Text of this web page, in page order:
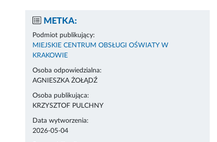
METKA:
Podmiot publikujący:
MIEJSKIE CENTRUM OBSŁUGI OŚWIATY W
KRAKOWIE
Osoba odpowiedzialna:
AGNIESZKA ŻOŁĄDŹ
Osoba publikująca:
KRZYSZTOF PULCHNY
Data wytworzenia:
2026-05-04